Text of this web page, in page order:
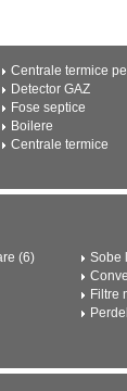
Centrale termice
Detector GAZ
Fose septice
Boilere
Centrale termice
(6)
Sobe
Filtre